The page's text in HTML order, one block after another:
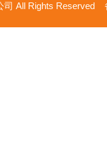
司 All Rights Reserved